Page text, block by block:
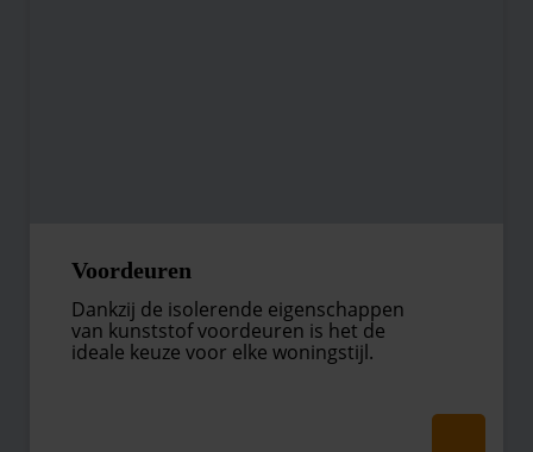
Voordeuren
Dankzij de isolerende eigenschappen
van kunststof voordeuren is het de
ideale keuze voor elke woningstijl.